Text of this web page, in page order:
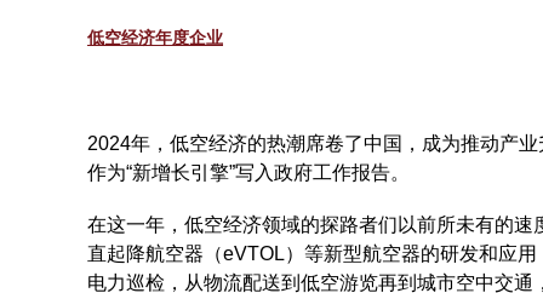
低空经济年度企业
2024年，低空经济的热潮席卷了中国，成为推动产
作为“新增长引擎”写入政府工作报告。
在这一年，低空经济领域的探路者们以前所未有的
直起降航空器（eVTOL）等新型航空器的研发和应
电力巡检，从物流配送到低空游览再到城市空中交